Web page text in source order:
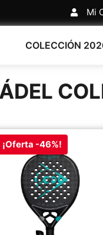
Mi
COLECCIÓN
¡Oferta -46%!